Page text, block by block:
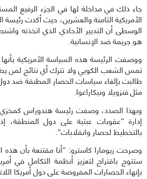
جاء ذلك في مداخلة لها في الجزء الرفيع
الأمريكية الثامنة والعشرين، حيث أكدت رئيسة
الوسطى أن التدبير الأحادي الذي اتخذته
هو جريمة ضد الإنسانية.
ووصفت الرئيسة هذه السياسة الأمريكية بأنها
تمس الشعب الكوبي ولا تترك أي نتائج لمن
طالبت بإلغاء سياسات الحصار المطبقة ضد دول
مثل فنزويلا ونيكاراغوا.
وبهذا الصدد، وصفت رئيسة هندوراس كمخزي
إدارة “عقوبات عبثية على دول المنطقة،
بالتخطيط لحصار وانقلابات”.
وصرحت زيومارا كاسترو: “أنا مقتنعة بأن هذه
ستتوج باقتراح لتعزيز أنظمة التكامل في
بإنهاء الحصارات المفروضة على دول أمريكا